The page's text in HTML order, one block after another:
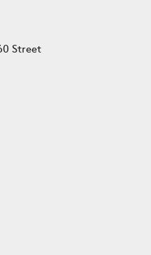
Street